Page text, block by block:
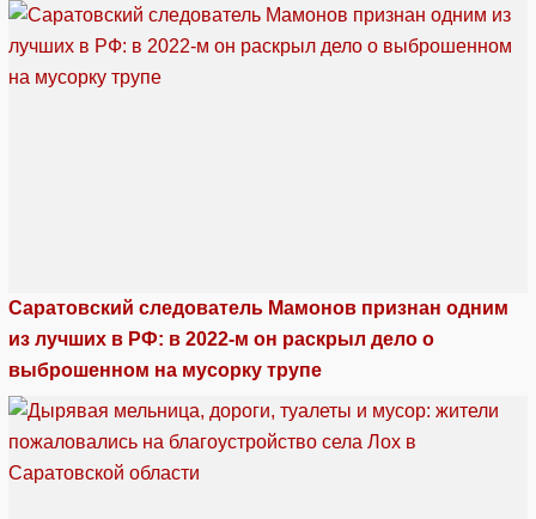
Саратовский следователь Мамонов признан одним
из лучших в РФ: в 2022-м он раскрыл дело о
выброшенном на мусорку трупе